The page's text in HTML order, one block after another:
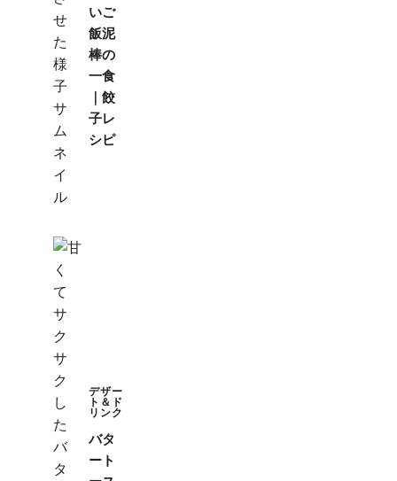
いご
飯泥
棒の
一食
｜餃
子レ
シピ
デザー
ト＆ド
リンク
バタ
ート